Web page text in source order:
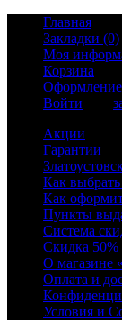
Главная
Закладки (0)
Моя
Корзина
Оформление
Войти
Акции
Гарантии
Как
Как
Пункты
Система
Скидка 50%
О магазине
Оплата и
Условия и